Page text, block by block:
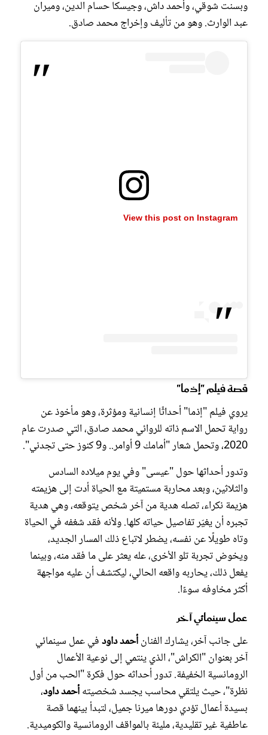
وبسنت شوقي، وأحمد داش، وجيسكا حسام الدين، وميران
عبد الوارث. وهو من تأليف وإخراج محمد صادق.
View this post on Instagram
قصة فيلم "إذما"
يروي فيلم "إذما" أحداثًا إنسانية ومؤثرة، وهو مأخوذ عن
رواية تحمل الاسم ذاته للروائي محمد صادق، التي صدرت عام
2020، وتحمل شعار "أمامك 9 أوامر.. و9 كنوز حتى تجدني".
وتدور أحداثها حول "عيسى" وفي يوم ميلاده السادس
والثلاثين، وبعد محاربة مستميتة مع الحياة أدت إلى هزيمته
هزيمة نكراء، تصله هدية من آخر شخص يتوقعه، وهي هدية
تجبره أن يغيّر تفاصيل حياته كلها. ولأنه فقد شغفه في الحياة
وتاه طويلًا عن نفسه، يضطر لاتباع ذلك المسار الجديد،
ويخوض تجربة تلو الأخرى، عله يعثر على ما فقد منه، وبينما
يفعل ذلك، يحاربه واقعه الحالي، ليكتشف أن عليه مواجهة
أكثر مخاوفه سوءًا.
عمل سينمائي آخر
على جانب آخر، يشارك الفنانأحمد داودفي عمل سينمائي
آخر بعنوان "الكراش"، الذي ينتمي إلى نوعية الأعمال
الرومانسية الخفيفة. تدور أحداثه حول فكرة "الحب من أول
نظرة"، حيث يلتقي محاسب يجسد شخصيتهأحمد داود،
بسيدة أعمال تؤدي دورها ميرنا جميل، لتبدأ بينهما قصة
عاطفية غير تقليدية، مليئة بالمواقف الرومانسية والكوميدية.